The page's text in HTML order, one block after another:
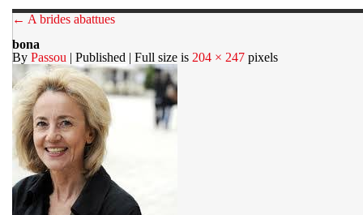
← A brides abattues
bona
By Passou | Published | Full size is 204 × 247 pixels